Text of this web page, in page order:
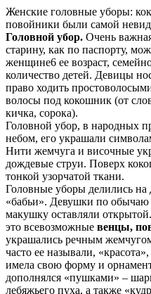
Женские головные уборы:
повойники были самой
Головной убор. Очень
старину, как по паспорту,
женщине6 ее возраст,
количество детей. Девицы
право ходить
волосы под кокошник (от
кичка, сорока).
Головной убор, в народных
небом, его украшали
Нити жемчуга и височные
дождевые струи. Поверх
тонкой узорчатой ткани.
Головные уборы делились
«бабьи». Девушки по обычаю
макушку оставляли
это всевозможные венцы,
украшались речным
часто ее называли,
имела свою форму и
дополнялся «пушками» –
лебяжьего пуха, а также